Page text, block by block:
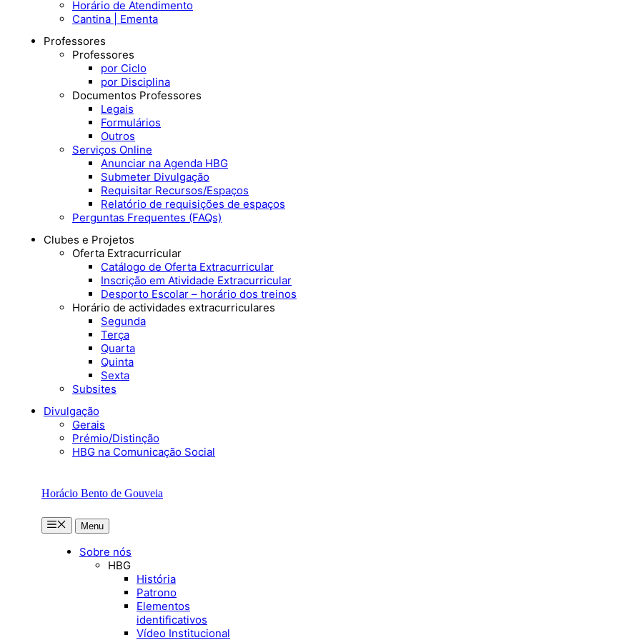
Horário de Atendimento
Cantina | Ementa
Professores
Professores
por Ciclo
por Disciplina
Documentos Professores
Legais
Formulários
Outros
Serviços Online
Anunciar na Agenda HBG
Submeter Divulgação
Requisitar Recursos/Espaços
Relatório de requisições de espaços
Perguntas Frequentes (FAQs)
Clubes e Projetos
Oferta Extracurricular
Catálogo de Oferta Extracurricular
Inscrição em Atividade Extracurricular
Desporto Escolar – horário dos treinos
Horário de actividades extracurriculares
Segunda
Terça
Quarta
Quinta
Sexta
Subsites
Divulgação
Gerais
Prémio/Distinção
HBG na Comunicação Social
Horácio Bento de Gouveia
MenuMenu
Sobre nós
HBG
História
Patrono
Elementos
identificativos
Vídeo Institucional